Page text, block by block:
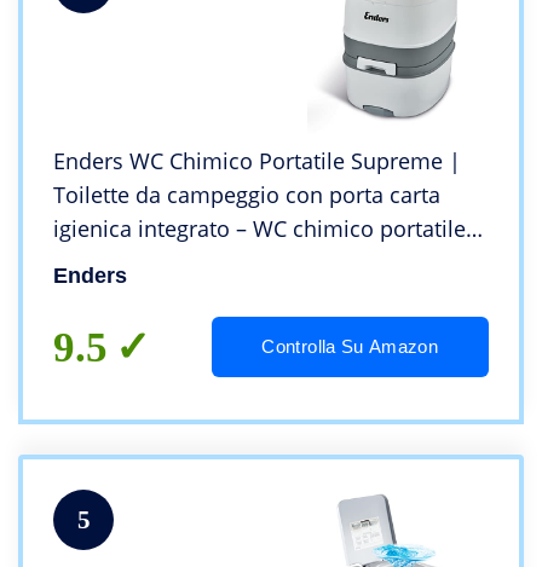
Enders WC Chimico Portatile Supreme |
Toilette da campeggio con porta carta
igienica integrato – WC chimico portatile
campeggio perfetto per Camper, Barca,
Enders
9.5 Controlla Su Amazon
5